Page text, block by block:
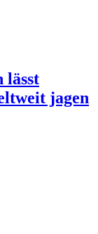
lässt
jagen